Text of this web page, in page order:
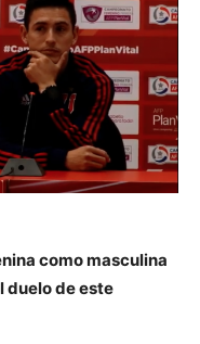
como masculina
duelo de este